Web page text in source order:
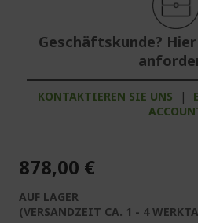
Geschäftskunde?
KONTAKTIEREN SIE UNS |
878,00 €
AUF LAGER
(VERSANDZEIT CA. 1 - 4